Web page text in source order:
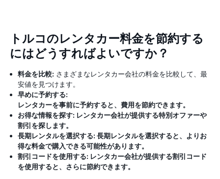
トルコのレンタカー料金を節約する
にはどうすればよいですか？
料金を比較: さまざまなレンタカー会社の料金を比較して、最
安値を見つけます。
早めに予約する:
レンタカーを事前に予約すると、費用を節約できます。
お得な情報を探す: レンタカー会社が提供する特別オファーや
割引を探します。
長期レンタルを選択する:長期レンタルを選択すると、よりお
得な料金で購入できる可能性があります。
割引コードを使用する: レンタカー会社が提供する割引コード
を使用すると、さらに節約できます。